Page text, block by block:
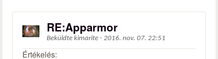
RE:Apparmor
Beküldte kimarite - 2016. nov. 07. 22:51
Értékelés: